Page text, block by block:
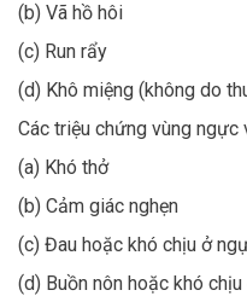
(b) Vã hồ hôi
(c) Run rẩy
(d) Khô miệng (không do
Các triệu chứng vùng ngực
(a) Khó thở
(b) Cảm giác nghẹn
(c) Đau hoặc khó chịu ở
(d) Buồn nôn hoặc khó